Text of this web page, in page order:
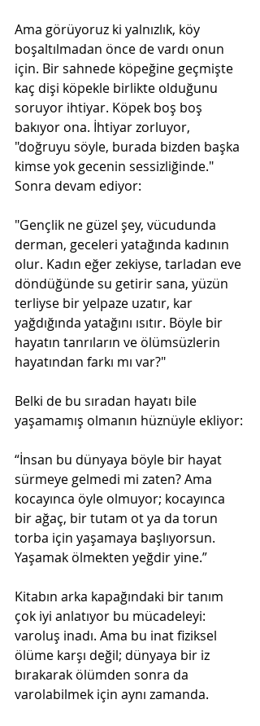
Ama görüyoruz ki yalnızlık, köy
boşaltılmadan önce de vardı onun
için. Bir sahnede köpeğine geçmişte
kaç dişi köpekle birlikte olduğunu
soruyor ihtiyar. Köpek boş boş
bakıyor ona. İhtiyar zorluyor,
"doğruyu söyle, burada bizden başka
kimse yok gecenin sessizliğinde."
Sonra devam ediyor:
"Gençlik ne güzel şey, vücudunda
derman, geceleri yatağında kadının
olur. Kadın eğer zekiyse, tarladan eve
döndüğünde su getirir sana, yüzün
terliyse bir yelpaze uzatır, kar
yağdığında yatağını ısıtır. Böyle bir
hayatın tanrıların ve ölümsüzlerin
hayatından farkı mı var?"
Belki de bu sıradan hayatı bile
yaşamamış olmanın hüznüyle ekliyor:
“İnsan bu dünyaya böyle bir hayat
sürmeye gelmedi mi zaten? Ama
kocayınca öyle olmuyor; kocayınca
bir ağaç, bir tutam ot ya da torun
torba için yaşamaya başlıyorsun.
Yaşamak ölmekten yeğdir yine.”
Kitabın arka kapağındaki bir tanım
çok iyi anlatıyor bu mücadeleyi:
varoluş inadı. Ama bu inat fiziksel
ölüme karşı değil; dünyaya bir iz
bırakarak ölümden sonra da
varolabilmek için aynı zamanda.